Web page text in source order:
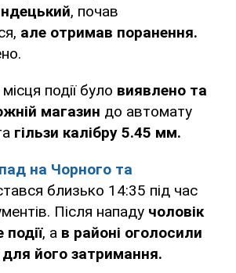
, почав
але отримав поранення.
події було виявлено та
магазин до автомату
гільзи калібру 5.45 мм.
на Чорного та
близько 14:35 під час
Після нападу чоловік
, а в районі оголосили
його затримання.